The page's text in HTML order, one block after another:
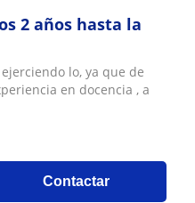
2 años hasta la
lo, ya que de
en docencia , a
Contactar